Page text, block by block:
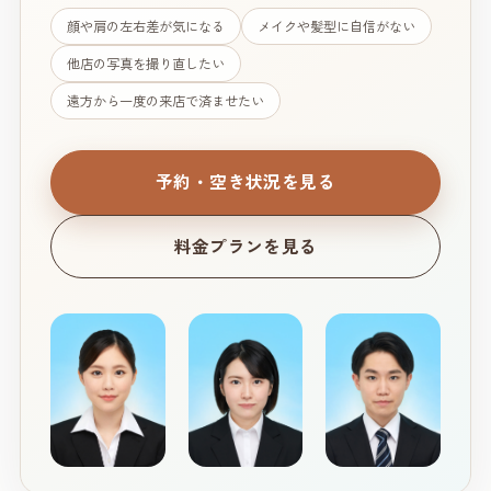
顔や肩の左右差が気になる
メイクや髪型に自信がない
他店の写真を撮り直したい
遠方から一度の来店で済ませたい
予約・空き状況を見る
料金プランを見る